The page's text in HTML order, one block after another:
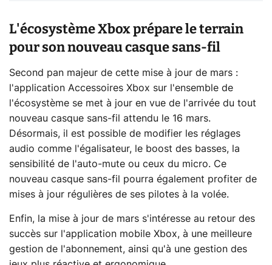
L'écosystème Xbox prépare le terrain
pour son nouveau casque sans-fil
Second pan majeur de cette mise à jour de mars :
l'application Accessoires Xbox sur l'ensemble de
l'écosystème se met à jour en vue de l'arrivée du tout
nouveau casque sans-fil attendu le 16 mars.
Désormais, il est possible de modifier les réglages
audio comme l'égalisateur, le boost des basses, la
sensibilité de l'auto-mute ou ceux du micro. Ce
nouveau casque sans-fil pourra également profiter de
mises à jour régulières de ses pilotes à la volée.
Enfin, la mise à jour de mars s'intéresse au retour des
succès sur l'application mobile Xbox, à une meilleure
gestion de l'abonnement, ainsi qu'à une gestion des